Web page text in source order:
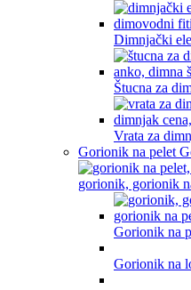
Dimnjački
Štucna za
Vrata za
Gorionik na pelet
Gorionik na
Gorionik na